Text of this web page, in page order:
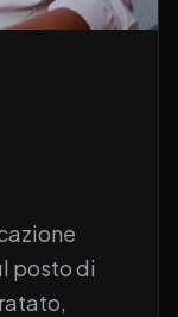
posto di